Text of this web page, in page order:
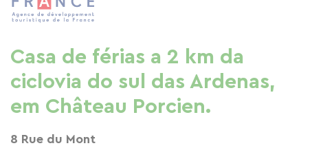
Casa de férias a 2 km da
ciclovia do sul das Ardenas,
em Château Porcien.
8 Rue du Mont